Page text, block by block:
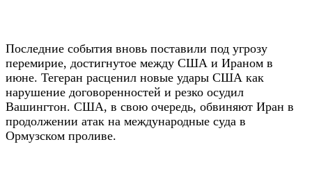
Последние события вновь поставили под угрозу
перемирие, достигнутое между США и Ираном в
июне. Тегеран расценил новые удары США как
нарушение договоренностей и резко осудил
Вашингтон. США, в свою очередь, обвиняют Иран в
продолжении атак на международные суда в
Ормузском проливе.